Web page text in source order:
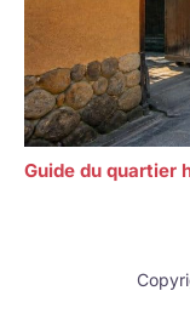
Guide du quartier